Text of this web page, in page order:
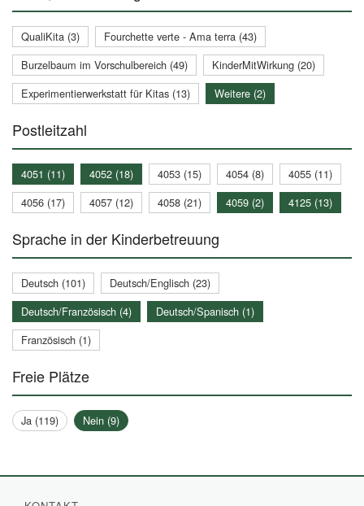
QualiKita (3)
Fourchette verte - Ama terra (43)
Burzelbaum im Vorschulbereich (49)
KinderMitWirkung (20)
Experimentierwerkstatt für Kitas (13)
Weitere (2)
Postleitzahl
4051 (11) 4052 (18) 4053 (15) 4054 (8)
4055 (11)
4056 (17)
4057 (12) 4058 (21) 4059 (2) 4125 (13)
Sprache in der Kinderbetreuung
Deutsch (101)
Deutsch/Englisch (23)
Deutsch/Französisch (4)
Deutsch/Spanisch (1)
Französisch (1)
Freie Plätze
Ja (119) Nein (9)